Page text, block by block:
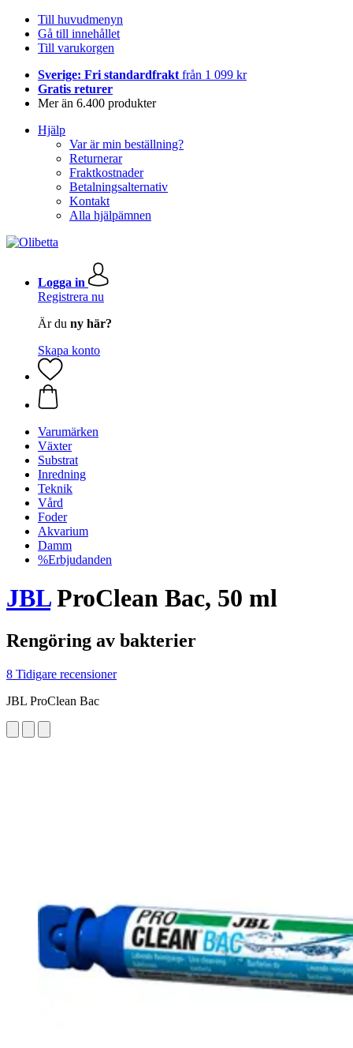
Till huvudmenyn
Gå till innehållet
Till varukorgen
Sverige: Fri standardfrakt från 1 099 kr
Gratis returer
Mer än 6.400 produkter
Hjälp
Var är min beställning?
Returnerar
Fraktkostnader
Betalningsalternativ
Kontakt
Alla hjälpämnen
Logga in
Registrera nu
Är du ny här?
Skapa konto
Varumärken
Växter
Substrat
Inredning
Teknik
Vård
Foder
Akvarium
Damm
%Erbjudanden
JBLProClean Bac, 50 ml
Rengöring av bakterier
8 Tidigare recensioner
JBL ProClean Bac